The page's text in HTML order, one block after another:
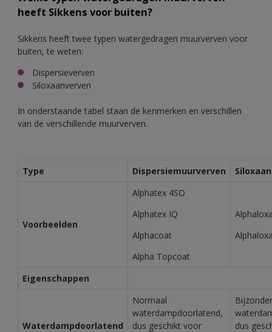
heeft Sikkens voor buiten?
Sikkens heeft twee typen watergedragen muurverven voor
buiten, te weten:
Dispersieverven
Siloxaanverven
In onderstaande tabel staan de kenmerken en verschillen
van de verschillende muurverven.
Type Dispersiemuurverven
Voorbeelden
Alphatex 4SO
Alphatex IQ
Alphacoat
Alpha Topcoat
Eigenschappen
Waterdampdoorlatend
Normaal
waterdampdoorlatend,
dus geschikt voor
dus